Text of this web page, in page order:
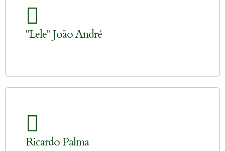
"Lele" João André
Ricardo Palma